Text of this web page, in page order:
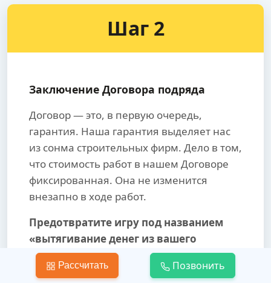
Шаг 2
Заключение Договора подряда
Договор — это, в первую очередь,
гарантия. Наша гарантия выделяет нас
из сонма строительных фирм. Дело в том,
что стоимость работ в нашем Договоре
фиксированная. Она не изменится
внезапно в ходе работ.
Предотвратите игру под названием
«вытягивание денег из вашего
кармана».
Рассчитать Позвонить